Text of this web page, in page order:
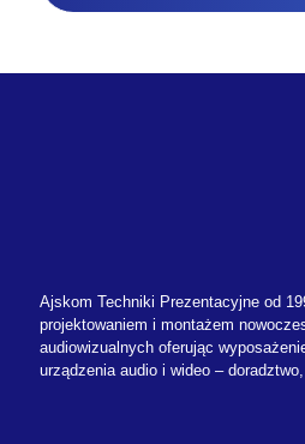
Ajskom Techniki Prezentacyjne od
projektowaniem i montażem
audiowizualnych oferując
urządzenia audio i wideo –